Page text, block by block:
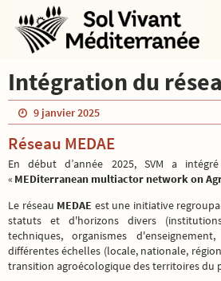
vers
contenu
Intégration du
9 janvier 2025
Réseau MEDAE
En début d’année 2025, SVM a
« MEDiterranean multiactor network on
Le réseau MEDAE est une initiative
statuts et d'horizons divers
techniques, organismes
différentes échelles (locale, nationale,
transition agroécologique des territoires du